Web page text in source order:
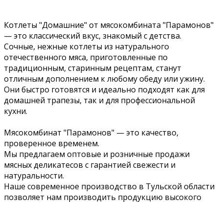
Котлеты "Домашние" от мясокомбината "Парамонов"
— это классический вкус, знакомый с детства.
Сочные, нежные котлеты из натурального
отечественного мяса, приготовленные по
традиционным, старинным рецептам, станут
отличным дополнением к любому обеду или ужину.
Они быстро готовятся и идеально подходят как для
домашней трапезы, так и для профессиональной
кухни.
Мясокомбинат "Парамонов" — это качество,
проверенное временем.
Мы предлагаем оптовые и розничные продажи
мясных деликатесов с гарантией свежести и
натуральности.
Наше современное производство в Тульской области
позволяет нам производить продукцию высокого